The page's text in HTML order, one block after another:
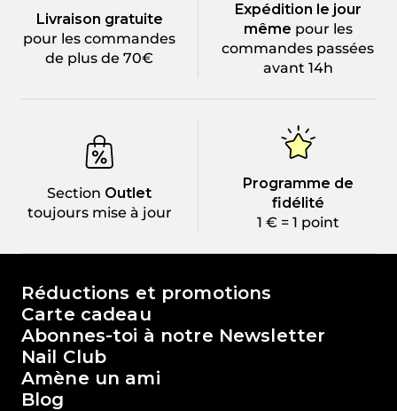
Livraison gratuite
pour les commandes
de plus de 70€
Expédition le jour
même pour les
commandes passées
avant 14h
Section Outlet
toujours mise à jour
Programme de
fidélité
1 € = 1 point
Le monde de Passione Beauty
Réductions et promotions
Carte cadeau
Abonnes-toi à notre Newsletter
Nail Club
Amène un ami
Blog